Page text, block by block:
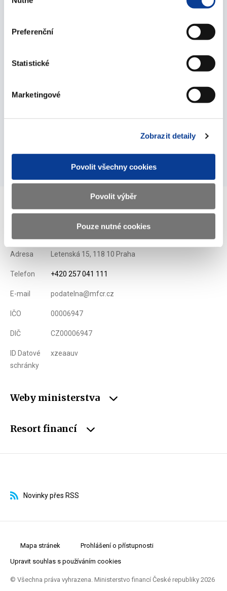
souhlasu
Preferenční
Statistické
Marketingové
Zobrazit detaily
Povolit všechny cookies
Povolit výběr
Pouze nutné cookies
01. října 2013
Agregátní statistika spořicích státních
dluhopisů k 12. 6. 2012
Státní dluhopisy v držení domácností a
Ministerstvo financí ČR
Adresa Letenská 15, 118 10 Praha
Telefon +420 257 041 111
E-mail podatelna@mfcr.cz
IČO 00006947
DIČ CZ00006947
ID Datové
schránky
xzeaauv
Weby ministerstva
Resort financí
Novinky přes RSS
Mapa stránek Prohlášení o přístupnosti
Upravit souhlas s používáním cookies
© Všechna práva vyhrazena. Ministerstvo financí České republiky 2026